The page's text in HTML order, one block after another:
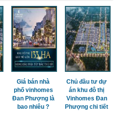
Giá bán nhà
phố vinhomes
Đan Phượng là
bao nhiêu ?
Chủ đầu tư dự
án khu đô thị
Vinhomes Đan
Phượng chi tiết